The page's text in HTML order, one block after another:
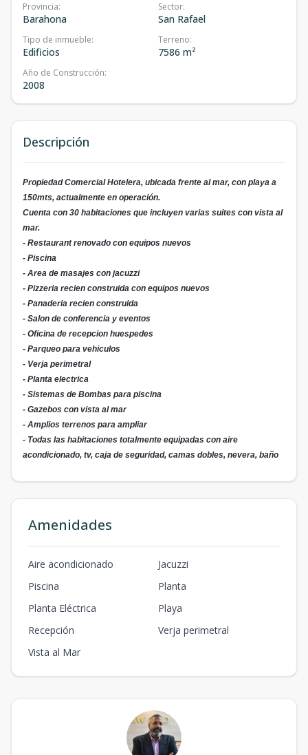
Provincia:
Barahona
Sector:
San Rafael
Tipo de inmueble:
Edificios
Terreno:
7586 m²
Año de Construcción:
2008
Descripción
Propiedad Comercial Hotelera, ubicada frente al mar, con playa a
150mts, actualmente en operación.
Cuenta con 30 habitaciones que incluyen varias suites con vista al
mar.
- Restaurant renovado con equipos nuevos
- Piscina
- Area de masajes con jacuzzi
- Pizzeria recien construida con equipos nuevos
- Panaderia recien construida
- Salon de conferencia y eventos
- Oficina de recepcion huespedes
- Parqueo para vehiculos
- Verja perimetral
- Planta electrica
- Sistemas de Bombas para piscina
- Gazebos con vista al mar
- Amplios terrenos para ampliar
- Todas las habitaciones totalmente equipadas con aire
acondicionado, tv, caja de seguridad, camas dobles, nevera, baño
Amenidades
Aire acondicionado
Jacuzzi
Piscina
Planta
Planta Eléctrica
Playa
Recepción
Verja perimetral
Vista al Mar